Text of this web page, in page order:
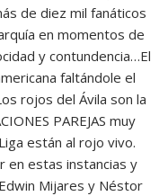
de diez mil fanáticos
en momentos de
y contundencia…El
faltándole el
rojos del Ávila son la
PAREJAS muy
están al rojo vivo.
en estas instancias y
Mijares y Néstor